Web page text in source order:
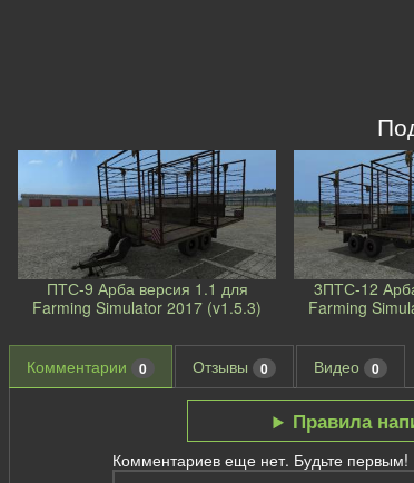
ПТС-9 Арба версия 1.1 для
Farming Simulator 2017 (v1.5.3)
3ПТС-12
Farming
Комментарии 0 Отзывы 0 Видео 0
Правила
Комментариев еще нет. Будьте первым!